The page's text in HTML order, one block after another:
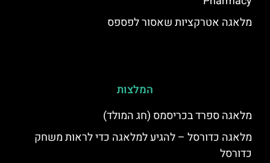
מלאגה אטרקציות שאסור לפספס
המלצות
מלאגה ספרד בכריסמס (חג המולד)
מלאגה כדורסל – להגיע למלאגה כדי לראות משחק
כדורסל